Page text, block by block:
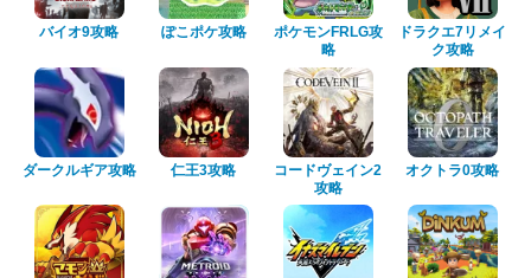
バイオ9攻略 ぽこポケ攻略
ポケモンFRLG攻
略
ドラクエ7リメイ
ク攻略
ダークルギア攻略 仁王3攻略
コードヴェイン2
攻略
オクトラ0攻略